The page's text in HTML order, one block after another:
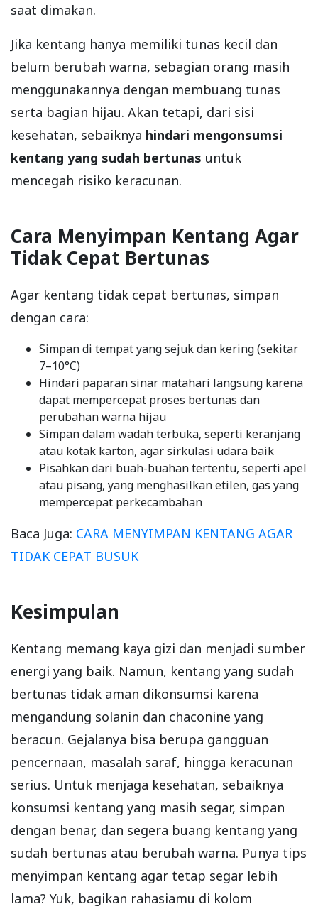
saat dimakan.
Jika kentang hanya memiliki tunas kecil dan
belum berubah warna, sebagian orang masih
menggunakannya dengan membuang tunas
serta bagian hijau. Akan tetapi, dari sisi
kesehatan, sebaiknya hindari mengonsumsi
kentang yang sudah bertunas untuk
mencegah risiko keracunan.
Cara Menyimpan Kentang Agar
Tidak Cepat Bertunas
Agar kentang tidak cepat bertunas, simpan
dengan cara:
Simpan di tempat yang sejuk dan kering (sekitar
7–10°C)
Hindari paparan sinar matahari langsung karena
dapat mempercepat proses bertunas dan
perubahan warna hijau
Simpan dalam wadah terbuka, seperti keranjang
atau kotak karton, agar sirkulasi udara baik
Pisahkan dari buah-buahan tertentu, seperti apel
atau pisang, yang menghasilkan etilen, gas yang
mempercepat perkecambahan
Baca Juga: CARA MENYIMPAN KENTANG AGAR
TIDAK CEPAT BUSUK
Kesimpulan
Kentang memang kaya gizi dan menjadi sumber
energi yang baik. Namun, kentang yang sudah
bertunas tidak aman dikonsumsi karena
mengandung solanin dan chaconine yang
beracun. Gejalanya bisa berupa gangguan
pencernaan, masalah saraf, hingga keracunan
serius. Untuk menjaga kesehatan, sebaiknya
konsumsi kentang yang masih segar, simpan
dengan benar, dan segera buang kentang yang
sudah bertunas atau berubah warna. Punya tips
menyimpan kentang agar tetap segar lebih
lama? Yuk, bagikan rahasiamu di kolom